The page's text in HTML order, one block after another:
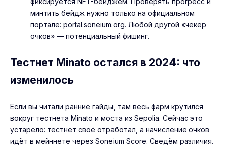
минтить бейдж нужно только на официальном
портале: portal.soneium.org. Любой другой «чекер
очков» — потенциальный фишинг.
Тестнет Minato остался в 2024: что
изменилось
Если вы читали ранние гайды, там весь фарм крутился
вокруг тестнета Minato и моста из Sepolia. Сейчас это
устарело: тестнет своё отработал, а начисление очков
идёт в мейннете через Soneium Score. Сведём различия.